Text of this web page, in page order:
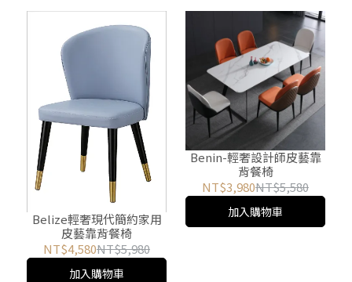
Belize輕奢現代簡約家用
皮藝靠背餐椅
NT$4,580NT$5,980
加入購物車
Benin-輕奢設計師皮藝靠
背餐椅
NT$3,980NT$5,580
加入購物車